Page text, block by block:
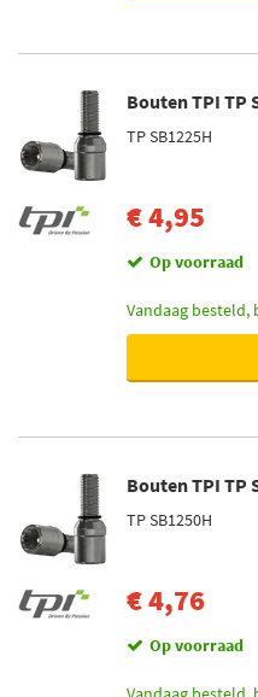
Bouten TPI TP
TP SB1225H
€ 4,95
Op voorraad
Vandaag besteld,
Bouten TPI TP
TP SB1250H
€ 4,76
Op voorraad